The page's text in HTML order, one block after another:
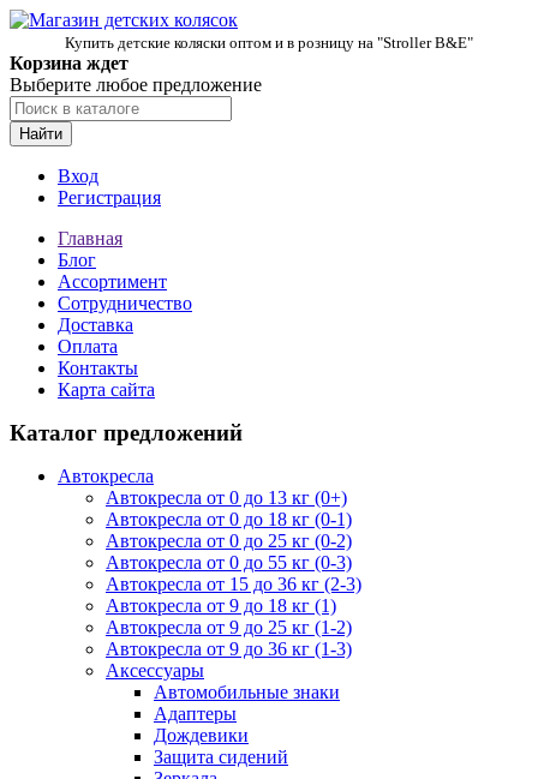
Купить детские коляски оптом и в розницу на "Stroller B&E"
Корзина ждет
Выберите любое предложение
Найти
Вход
Регистрация
Главная
Блог
Ассортимент
Сотрудничество
Доставка
Оплата
Контакты
Карта сайта
Каталог предложений
Автокресла
Автокресла от 0 до 13 кг (0+)
Автокресла от 0 до 18 кг (0-1)
Автокресла от 0 до 25 кг (0-2)
Автокресла от 0 до 55 кг (0-3)
Автокресла от 15 до 36 кг (2-3)
Автокресла от 9 до 18 кг (1)
Автокресла от 9 до 25 кг (1-2)
Автокресла от 9 до 36 кг (1-3)
Аксессуары
Автомобильные знаки
Адаптеры
Дождевики
Защита сидений